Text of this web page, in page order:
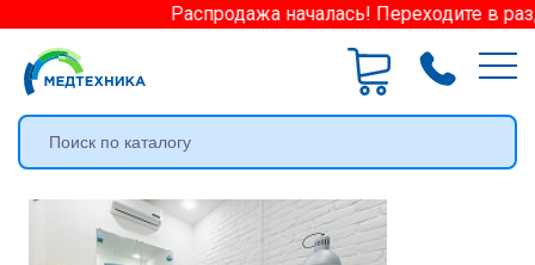
Распродажа началась! Переходите в